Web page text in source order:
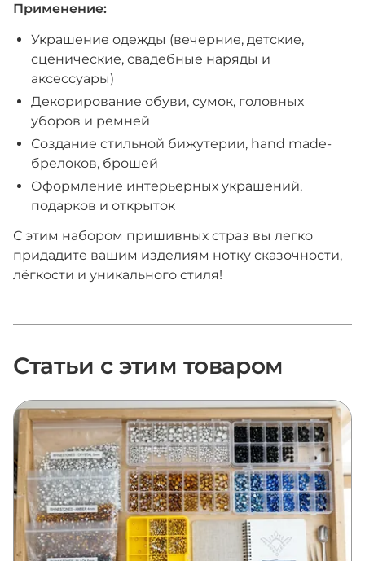
Применение:
Украшение одежды (вечерние, детские,
сценические, свадебные наряды и
аксессуары)
Декорирование обуви, сумок, головных
уборов и ремней
Создание стильной бижутерии, hand made-
брелоков, брошей
Оформление интерьерных украшений,
подарков и открыток
С этим набором пришивных страз вы легко
придадите вашим изделиям нотку сказочности,
лёгкости и уникального стиля!
Статьи с этим товаром